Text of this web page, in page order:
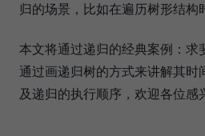
归的场景，比如在遍历树形结构
本文将通过递归的经典案例：求
通过画递归树的方式来讲解其时
及递归的执行顺序，欢迎各位感